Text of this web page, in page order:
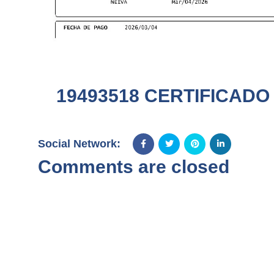
19493518
Social Network:
Comments are closed